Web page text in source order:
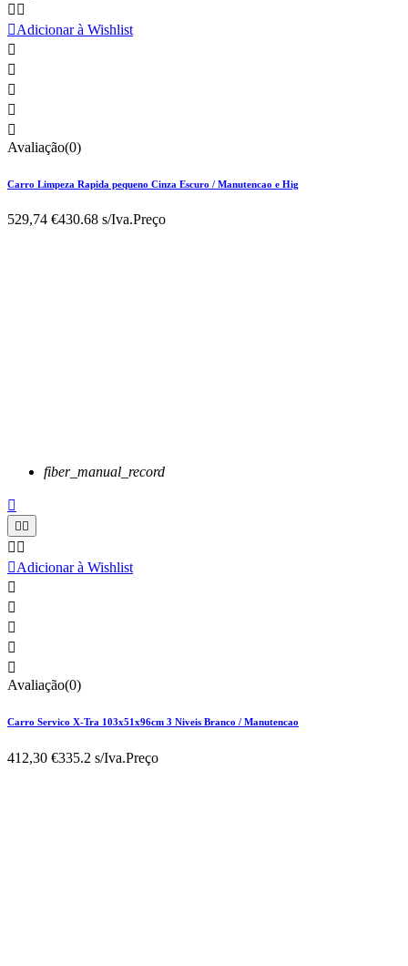
 
Adicionar à Wishlist





Avaliação(0)
Carro Limpeza Rapida pequeno Cinza Escuro / Manutencao e Hig
529,74 €430.68 s/Iva.Preço
fiber_manual_record

 
 
Adicionar à Wishlist





Avaliação(0)
Carro Servico X-Tra 103x51x96cm 3 Niveis Branco / Manutencao
412,30 €335.2 s/Iva.Preço